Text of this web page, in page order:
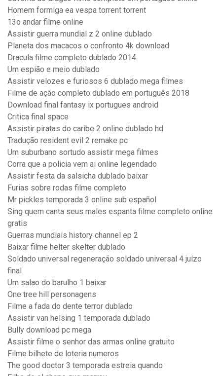
Homem formiga ea vespa torrent torrent
13o andar filme online
Assistir guerra mundial z 2 online dublado
Planeta dos macacos o confronto 4k download
Dracula filme completo dublado 2014
Um espião e meio dublado
Assistir velozes e furiosos 6 dublado mega filmes
Filme de ação completo dublado em português 2018
Download final fantasy ix portugues android
Critica final space
Assistir piratas do caribe 2 online dublado hd
Tradução resident evil 2 remake pc
Um suburbano sortudo assistir mega filmes
Corra que a policia vem ai online legendado
Assistir festa da salsicha dublado baixar
Furias sobre rodas filme completo
Mr pickles temporada 3 online sub español
Sing quem canta seus males espanta filme completo online
gratis
Guerras mundiais history channel ep 2
Baixar filme helter skelter dublado
Soldado universal regeneração soldado universal 4 juízo
final
Um salao do barulho 1 baixar
One tree hill personagens
Filme a fada do dente terror dublado
Assistir van helsing 1 temporada dublado
Bully download pc mega
Assistir filme o senhor das armas online gratuito
Filme bilhete de loteria numeros
The good doctor 3 temporada estreia quando